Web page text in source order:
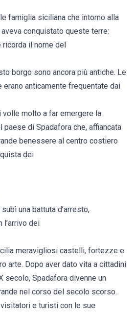
famiglia siciliana che intorno alla
conquistato queste terre:
il nome del
borgo sono ancora più antiche. Le
erano anticamente frequentate dai
volle molto a far emergere la
paese di Spadafora che, affiancata
benessere al centro costiero
dei
una battuta d’arresto,
l’arrivo dei
meravigliosi castelli, fortezze e
arte. Dopo aver dato vita a cittadini
secolo, Spadafora divenne un
nel corso del secolo scorso.
e turisti con le sue